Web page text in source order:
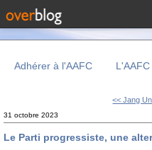
Adhérer à l'AAFC
<< Jang
31 octobre 2023
Le Parti progressiste, une